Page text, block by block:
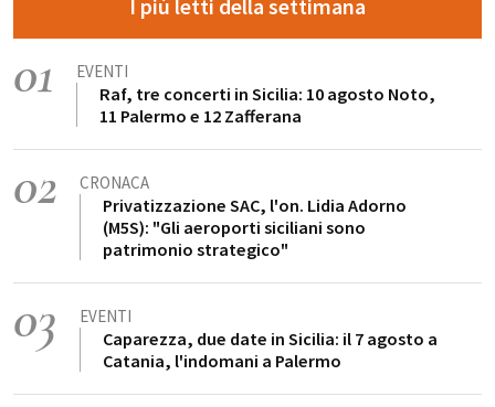
I più letti della settimana
01 EVENTI
Raf, tre concerti in Sicilia: 10 agosto Noto,
11 Palermo e 12 Zafferana
02 CRONACA
Privatizzazione SAC, l'on. Lidia Adorno
(M5S): "Gli aeroporti siciliani sono
patrimonio strategico"
03 EVENTI
Caparezza, due date in Sicilia: il 7 agosto a
Catania, l'indomani a Palermo